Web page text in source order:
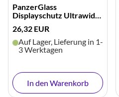
PanzerGlass
Displayschutz Ultrawide
26,32 EUR
Auf Lager, Lieferung in 1-
3 Werktagen
In den Warenkorb